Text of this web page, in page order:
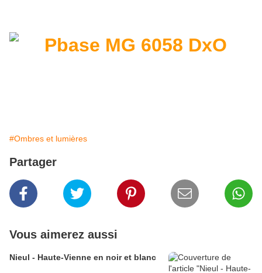
#Ombres et lumières
Partager
Vous aimerez aussi
Nieul - Haute-Vienne en noir et blanc